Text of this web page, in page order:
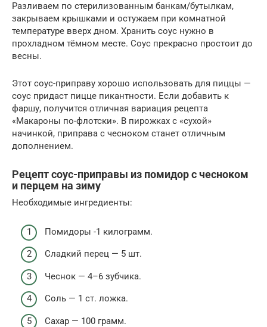
Разливаем по стерилизованным банкам/бутылкам,
закрываем крышками и остужаем при комнатной
температуре вверх дном. Хранить соус нужно в
прохладном тёмном месте. Соус прекрасно простоит до
весны.
Этот соус-приправу хорошо использовать для пиццы —
соус придаст пицце пикантности. Если добавить к
фаршу, получится отличная вариация рецепта
«Макароны по-флотски». В пирожках с «сухой»
начинкой, приправа с чесноком станет отличным
дополнением.
Рецепт соус-приправы из помидор с чесноком
и перцем на зиму
Необходимые ингредиенты:
Помидоры -1 килограмм.
Сладкий перец — 5 шт.
Чеснок — 4–6 зубчика.
Соль — 1 ст. ложка.
Сахар — 100 грамм.